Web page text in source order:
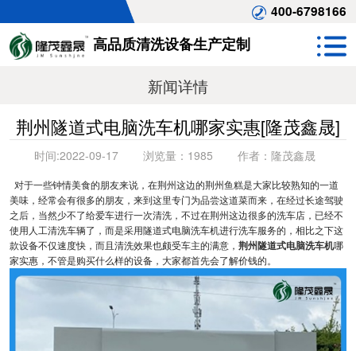
400-6798166
高品质清洗设备生产定制
新闻详情
荆州隧道式电脑洗车机哪家实惠[隆茂鑫晟]
时间:2022-09-17 浏览量： 1985 作者： 隆茂鑫晟
对于一些钟情美食的朋友来说，在荆州这边的荆州鱼糕是大家比较熟知的一道
美味，经常会有很多的朋友，来到这里专门为品尝这道菜而来，在经过长途驾驶
之后，当然少不了给爱车进行一次清洗，不过在荆州这边很多的洗车店，已经不
使用人工清洗车辆了，而是采用隧道式电脑洗车机进行洗车服务的，相比之下这
款设备不仅速度快，而且清洗效果也颇受车主的满意， 荆州隧道式电脑洗车机哪
家实惠，不管是购买什么样的设备，大家都首先会了解价钱的。